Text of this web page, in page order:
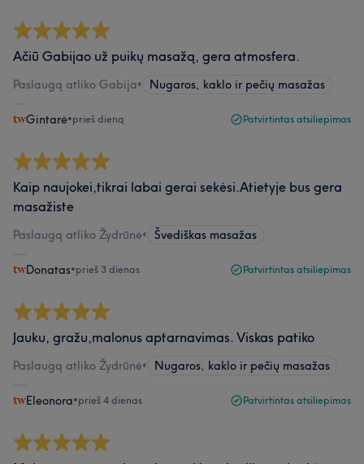
Ačiū Gabijao už puikų masažą, gera atmosfera.
Paslaugą atliko Gabija• Nugaros, kaklo ir pečių masažas
Gintarė•prieš dieną Patvirtintas atsiliepimas
Kaip naujokei,tikrai labai gerai sekėsi.Atietyje bus gera
masažiste
Paslaugą atliko Žydrūnė• Švediškas masažas
Donatas•prieš 3 dienas Patvirtintas atsiliepimas
Jauku, gražu,malonus aptarnavimas. Viskas patiko
Paslaugą atliko Žydrūnė• Nugaros, kaklo ir pečių masažas
Eleonora•prieš 4 dienas Patvirtintas atsiliepimas